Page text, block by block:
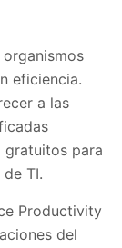
eficiencia.
a las
gratuitos para
TI.
Productivity
del